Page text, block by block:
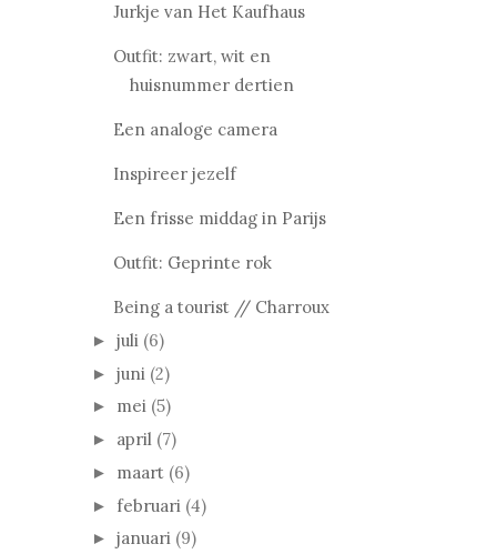
Jurkje van Het Kaufhaus
Outfit: zwart, wit en
huisnummer dertien
Een analoge camera
Inspireer jezelf
Een frisse middag in Parijs
Outfit: Geprinte rok
Being a tourist // Charroux
► juli (6)
► juni (2)
► mei (5)
► april (7)
► maart (6)
► februari (4)
► januari (9)